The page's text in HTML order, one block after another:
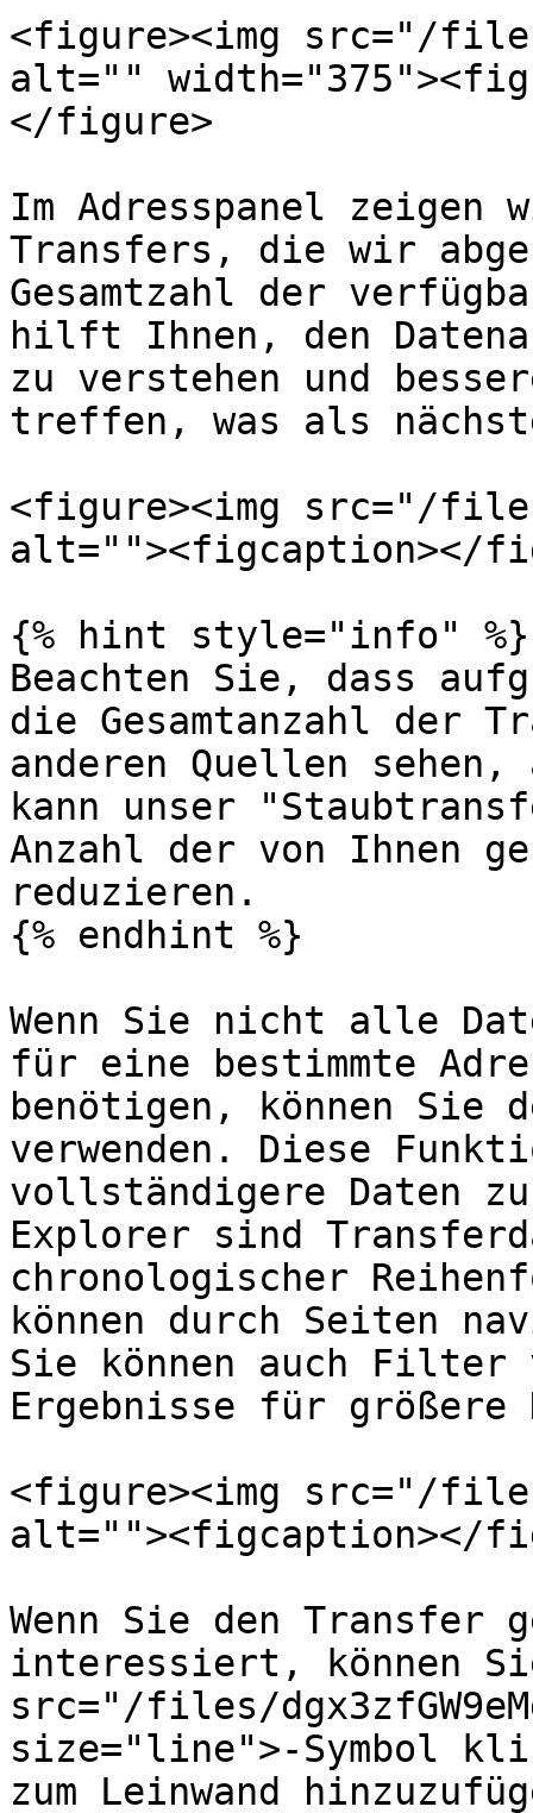
<figure><img src="/files/
alt=""
</figure>
Im Adresspanel zeigen
Transfers, die wir
Gesamtzahl der
hilft Ihnen, den
zu verstehen und
treffen, was als
<figure><img src="/
alt=""><figcaption></
{% hint style="info" %}
Beachten Sie, dass
die Gesamtanzahl der
anderen Quellen sehen,
kann unser
Anzahl der von Ihnen
reduzieren.
{% endhint %}
Wenn Sie nicht alle
für eine bestimmte
benötigen, können Sie
verwenden. Diese
vollständigere Daten
Explorer sind
chronologischer
können durch Seiten
Sie können auch Filter
Ergebnisse für
<figure><img src="/
alt=""><figcaption></
Wenn Sie den Transfer
interessiert, können
src="/files/
size="line">-Symbol
zum Leinwand